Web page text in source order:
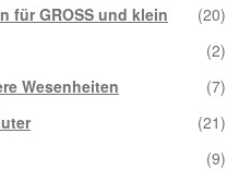
für GROSS und klein
(20)
(2)
Wesenheiten
(7)
(21)
(9)